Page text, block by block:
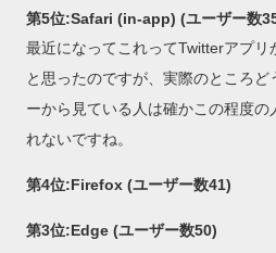
第5位:Safari (in-app) (ユーザー数
最近になってこれってTwitterアプリ
と思ったのですが、実際のところ
ーから見ている人は確かこの程度の
れないですね。
第4位:Firefox (ユーザー数41)
第3位:Edge (ユーザー数50)